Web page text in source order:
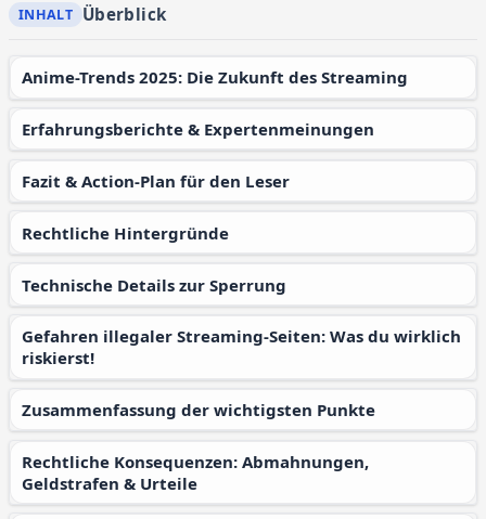
Überblick
Anime-Trends 2025: Die Zukunft des Streaming
Erfahrungsberichte & Expertenmeinungen
Fazit & Action-Plan für den Leser
Rechtliche Hintergründe
Technische Details zur Sperrung
Gefahren illegaler Streaming-Seiten: Was du wirklich
riskierst!
Zusammenfassung der wichtigsten Punkte
Rechtliche Konsequenzen: Abmahnungen,
Geldstrafen & Urteile